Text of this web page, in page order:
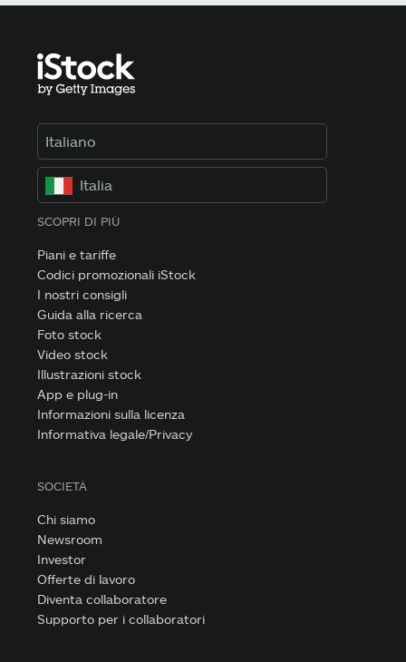
Italiano
Italia
SCOPRI DI PIÙ
Piani e tariffe
Codici promozionali iStock
I nostri consigli
Guida alla ricerca
Foto stock
Video stock
Illustrazioni stock
App e plug-in
Informazioni sulla licenza
Informativa legale/Privacy
SOCIETÀ
Chi siamo
Newsroom
Investor
Offerte di lavoro
Diventa collaboratore
Supporto per i collaboratori